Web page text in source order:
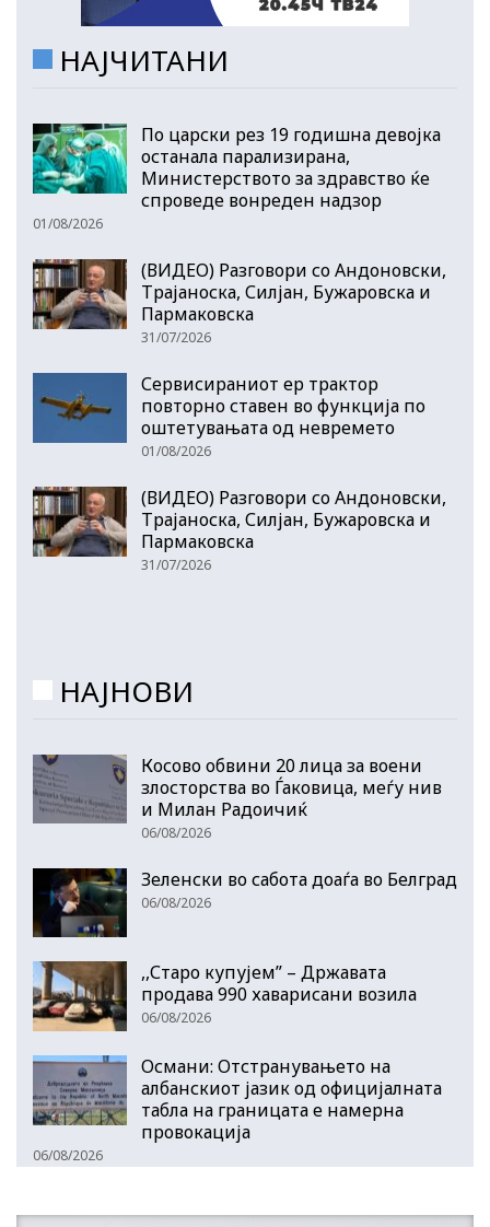
НАЈЧИТАНИ
По царски рез 19 годишна девојка
останала парализирана,
Министерството за здравство ќе
спроведе вонреден надзор
01/08/2026
(ВИДЕО) Разговори со Андоновски,
Трајаноска, Силјан, Бужаровска и
Пармаковска
31/07/2026
Сервисираниот ер трактор
повторно ставен во функција по
оштетувањата од невремето
01/08/2026
(ВИДЕО) Разговори со Андоновски,
Трајаноска, Силјан, Бужаровска и
Пармаковска
31/07/2026
НАЈНОВИ
Косово обвини 20 лица за воени
злосторства во Ѓаковица, меѓу нив
и Милан Радоичиќ
06/08/2026
Зеленски во сабота доаѓа во Белград
06/08/2026
,,Старо купујем” – Државата
продава 990 хаварисани возила
06/08/2026
Османи: Отстранувањето на
албанскиот јазик од официјалната
табла на границата е намерна
провокација
06/08/2026